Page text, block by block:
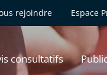
rejoindre Espace
consultatifs